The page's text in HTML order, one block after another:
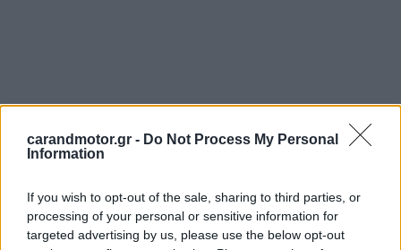
carandmotor.gr - Do Not Process My Personal
Information
If you wish to opt-out of the sale, sharing to third parties, or
processing of your personal or sensitive information for
targeted advertising by us, please use the below opt-out